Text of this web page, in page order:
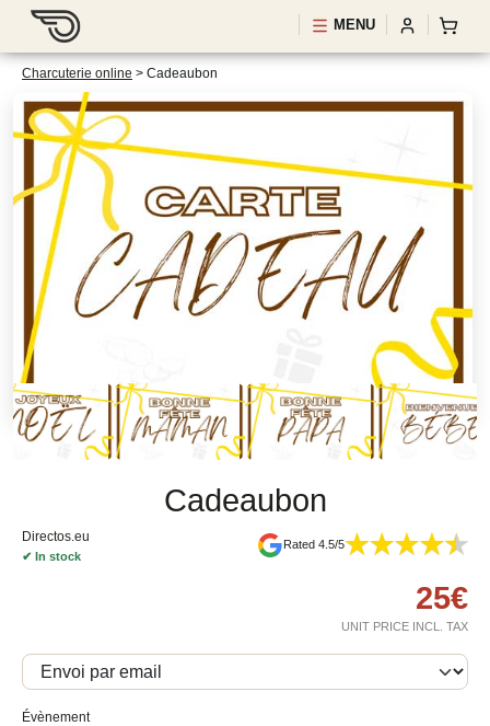
MENU
Charcuterie online > Cadeaubon
Cadeaubon
Directos.eu
✔ In stock
Rated 4.5/5
25€
UNIT PRICE INCL. TAX
Évènement